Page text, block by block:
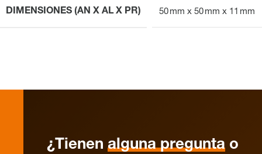
DIMENSIONES (AN X AL X PR) 50 mm x 50 mm x 11 mm
¿Tienen alguna pregunta o